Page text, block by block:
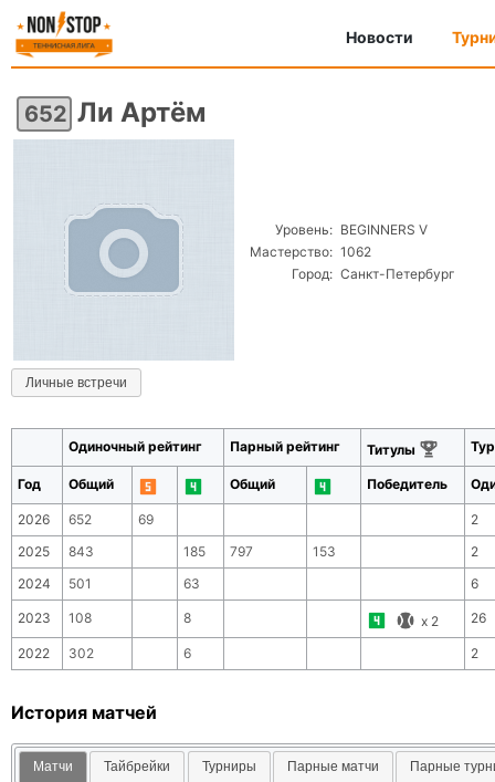
Новости
652 Ли Артём
Уровень: BEGINNERS V
Мастерство: 1062
Город: Санкт-Петербург
Личные встречи
Одиночный рейтинг Парный рейтинг Титулы
Год Общий Общий Победитель
2026 652 69
2
2025
843 185 797 153
2
2024
501 63 6
2023 108 8 x 2 26
2022 302 6 2
История матчей
Матчи Тайбрейки Турниры Парные матчи Парные